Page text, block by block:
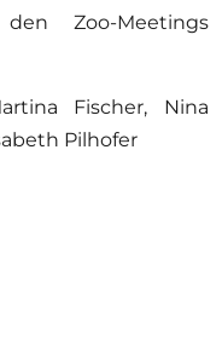
Zoo-Meetings
Fischer, Nina
Pilhofer